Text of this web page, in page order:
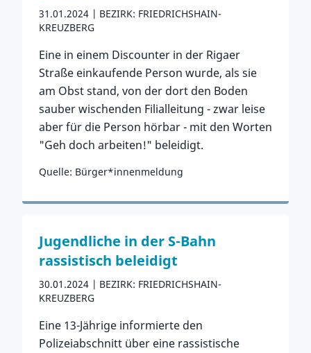
31.01.2024
BEZIRK: FRIEDRICHSHAIN-
KREUZBERG
Eine in einem Discounter in der Rigaer
Straße einkaufende Person wurde, als sie
am Obst stand, von der dort den Boden
sauber wischenden Filialleitung - zwar leise
aber für die Person hörbar - mit den Worten
"Geh doch arbeiten!" beleidigt.
Quelle: Bürger*innenmeldung
Zum Vorfall
Jugendliche in der S-Bahn
rassistisch beleidigt
30.01.2024
BEZIRK: FRIEDRICHSHAIN-
KREUZBERG
Eine 13-Jährige informierte den
Polizeiabschnitt über eine rassistische